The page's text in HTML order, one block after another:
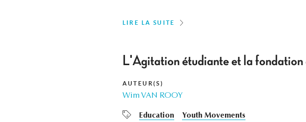
LIRE LA SUITE
L'Agitation étudiante et la
AUTEUR(S)
Wim VAN ROOY
Education Youth Movements